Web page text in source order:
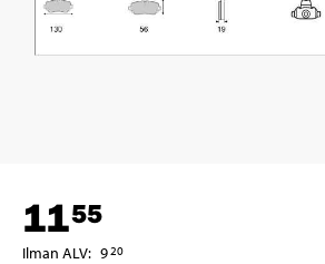
1155
Ilman ALV: 920